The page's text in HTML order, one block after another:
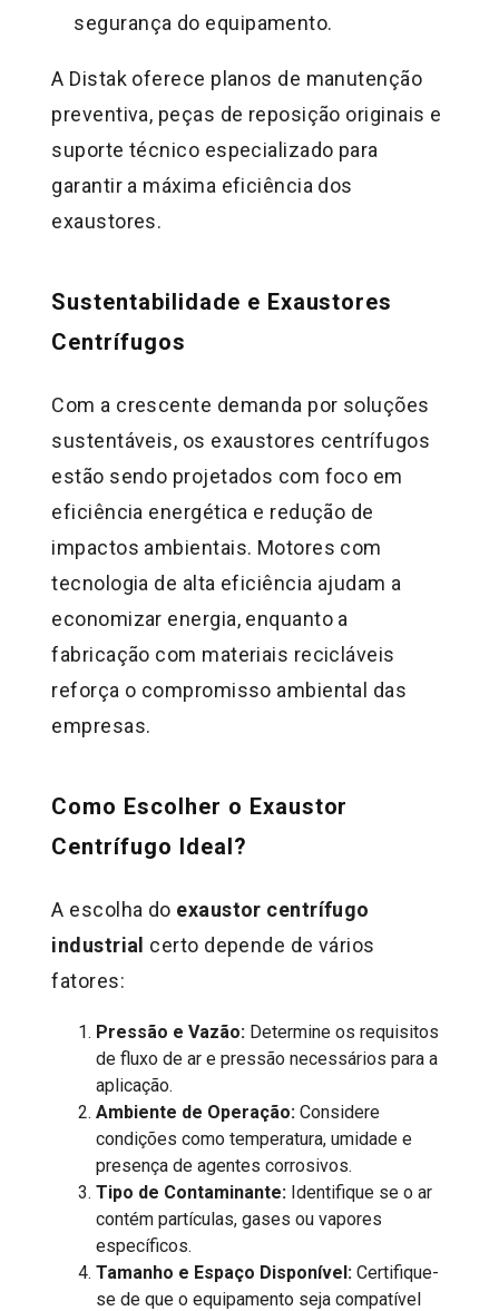
segurança do equipamento.
A Distak oferece planos de manutenção
preventiva, peças de reposição originais e
suporte técnico especializado para
garantir a máxima eficiência dos
exaustores.
Sustentabilidade e Exaustores
Centrífugos
Com a crescente demanda por soluções
sustentáveis, os exaustores centrífugos
estão sendo projetados com foco em
eficiência energética e redução de
impactos ambientais. Motores com
tecnologia de alta eficiência ajudam a
economizar energia, enquanto a
fabricação com materiais recicláveis
reforça o compromisso ambiental das
empresas.
Como Escolher o Exaustor
Centrífugo Ideal?
A escolha do exaustor centrífugo
industrial certo depende de vários
fatores:
Pressão e Vazão: Determine os requisitos
de fluxo de ar e pressão necessários para a
aplicação.
Ambiente de Operação: Considere
condições como temperatura, umidade e
presença de agentes corrosivos.
Tipo de Contaminante: Identifique se o ar
contém partículas, gases ou vapores
específicos.
Tamanho e Espaço Disponível: Certifique-
se de que o equipamento seja compatível